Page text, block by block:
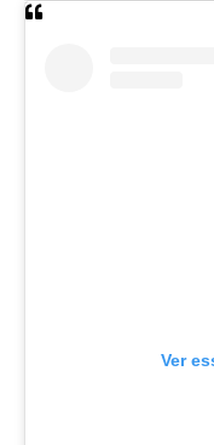
Ver